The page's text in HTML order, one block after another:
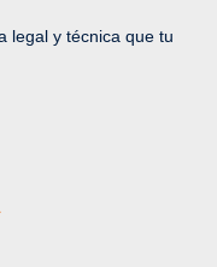
legal y técnica que tu